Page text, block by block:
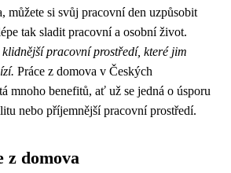
můžete si svůj pracovní den uzpůsobit
tak sladit pracovní a osobní život.
pracovní prostředí, které jim
Práce z domova v Českých
mnoho benefitů, ať už se jedná o úsporu
nebo příjemnější pracovní prostředí.
z domova